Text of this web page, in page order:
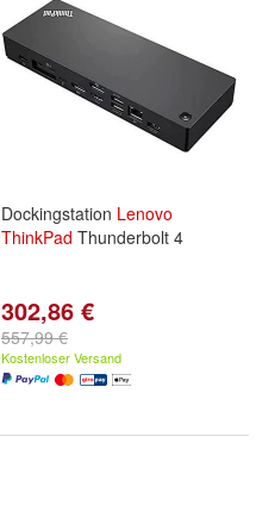
Dockingstation Lenovo
ThinkPad Thunderbolt 4
302,86 €
557,99 €
Kostenloser Versand